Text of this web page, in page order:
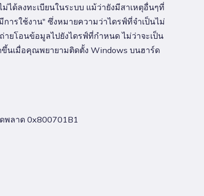
ได้ลงทะเบียนในระบบ แม้ว่ายังมีสาเหตุอื่นๆที่
รใช้งาน" ซึ่งหมายความว่าไดรฟ์ที่จำเป็นไม่
ายโอนข้อมูลไปยังไดรฟ์ที่กำหนด ไม่ว่าจะเป็น
ขึ้นเมื่อคุณพยายามติดตั้ง Windows บนฮาร์ด
พลาด 0x800701B1